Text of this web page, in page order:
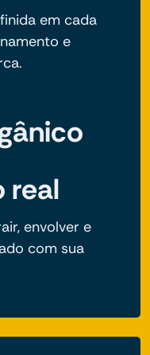
em cada
e
real
envolver e
com sua